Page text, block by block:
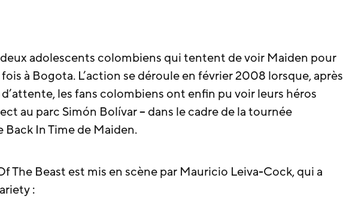
adolescents colombiens qui tentent de voir Maiden pour
à Bogota. L’action se déroule en février 2008 lorsque, après
d’attente, les fans colombiens ont enfin pu voir leurs héros
au parc Simón Bolívar – dans le cadre de la tournée
Back In Time de Maiden.
The Beast est mis en scène par Mauricio Leiva-Cock, qui a
: